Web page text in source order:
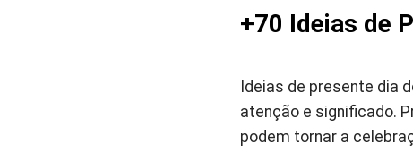
+70 Ideias de
Ideias de presente dia
atenção e significado.
podem tornar a